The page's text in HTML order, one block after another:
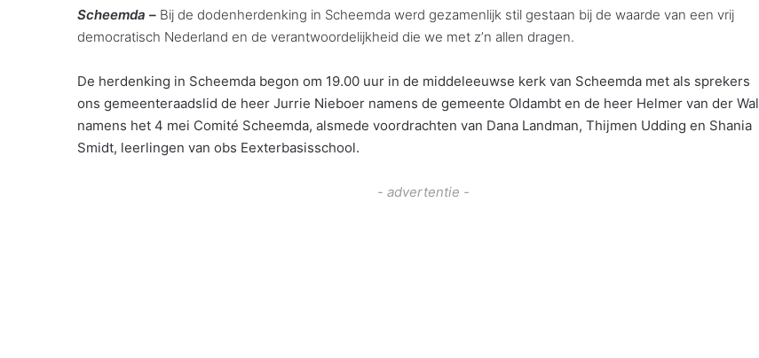
Scheemda – Bij de dodenherdenking in Scheemda werd gezamenlijk stil gestaan bij de waarde van een vrij
democratisch Nederland en de verantwoordelijkheid die we met z’n allen dragen.
De herdenking in Scheemda begon om 19.00 uur in de middeleeuwse kerk van Scheemda met als sprekers
ons gemeenteraadslid de heer Jurrie Nieboer namens de gemeente Oldambt en de heer Helmer van der Wal
namens het 4 mei Comité Scheemda, alsmede voordrachten van Dana Landman, Thijmen Udding en Shania
Smidt, leerlingen van obs Eexterbasisschool.
- advertentie -